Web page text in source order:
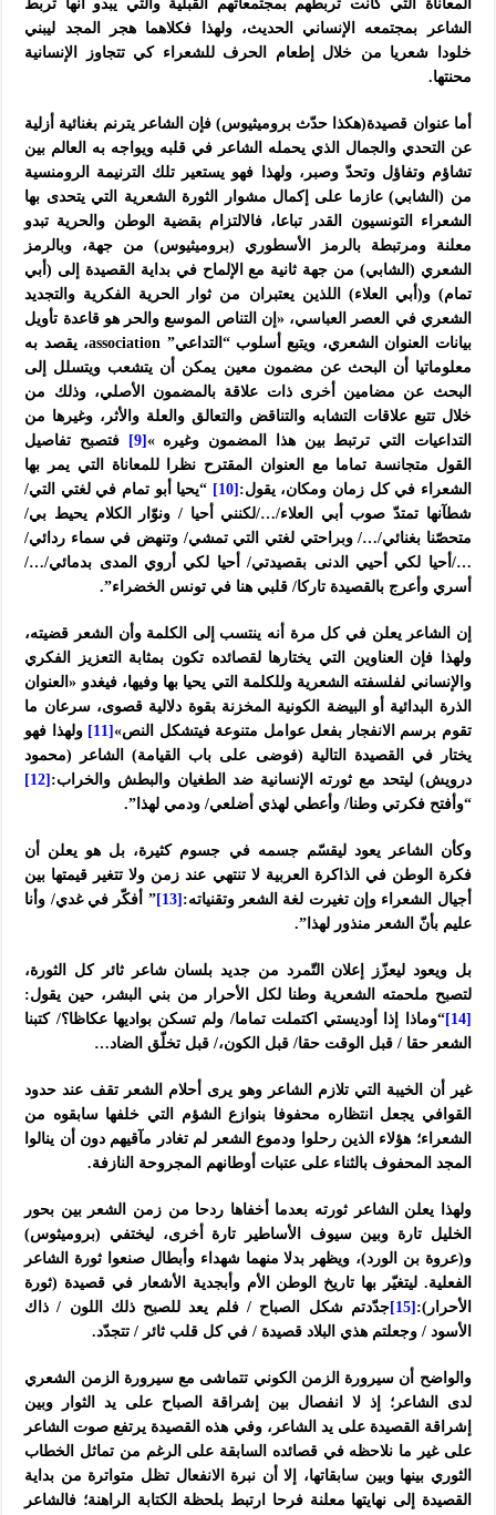
المعاناة التي كانت تربطهم بمجتمعاتهم القبلية والتي يبدو أنها تربط
الشاعر بمجتمعه الإنساني الحديث، ولهذا فكلاهما هجر المجد ليبني
خلودا شعريا من خلال إطعام الحرف للشعراء كي تتجاوز الإنسانية
محنتها.
أما عنوان قصيدة(هكذا حدّث بروميثيوس) فإن الشاعر يترنم بغنائية أزلية
عن التحدي والجمال الذي يحمله الشاعر في قلبه ويواجه به العالم بين
تشاؤم وتفاؤل وتحدّ وصبر، ولهذا فهو يستعير تلك الترنيمة الرومنسية
من (الشابي) عازما على إكمال مشوار الثورة الشعرية التي يتحدى بها
الشعراء التونسيون القدر تباعا، فالالتزام بقضية الوطن والحرية تبدو
معلنة ومرتبطة بالرمز الأسطوري (بروميثيوس) من جهة، وبالرمز
الشعري (الشابي) من جهة ثانية مع الإلماح في بداية القصيدة إلى (أبي
تمام) و(أبي العلاء) اللذين يعتبران من ثوار الحرية الفكرية والتجديد
الشعري في العصر العباسي، «إن التناص الموسع والحر هو قاعدة تأويل
بيانات العنوان الشعري، ويتبع أسلوب “التداعي” association، يقصد به
معلوماتيا أن البحث عن مضمون معين يمكن أن يتشعب ويتسلل إلى
البحث عن مضامين أخرى ذات علاقة بالمضمون الأصلي، وذلك من
خلال تتبع علاقات التشابه والتناقض والتعالق والعلة والأثر، وغيرها من
التداعيات التي ترتبط بين هذا المضمون وغيره » [9]
فتصبح تفاصيل
القول متجانسة تماما مع العنوان المقترح نظرا للمعاناة التي يمر بها
الشعراء في كل زمان ومكان، يقول: [10]
“يحيا أبو تمام في لغتي التي/
شطآنها تمتدّ صوب أبي العلاء/…/لكنني أحيا / ونوّار الكلام يحيط بي/
متحصّنا بغنائي/…/ وبراحتي لغتي التي تمشي/ وتنهض في سماء ردائي/
…/أحيا لكي أحيي الدنى بقصيدتي/ أحيا لكي أروي المدى بدمائي/…/
أسري وأعرج بالقصيدة تاركا/ قلبي هنا في تونس الخضراء”.
إن الشاعر يعلن في كل مرة أنه ينتسب إلى الكلمة وأن الشعر قضيته،
ولهذا فإن العناوين التي يختارها لقصائده تكون بمثابة التعزيز الفكري
والإنساني لفلسفته الشعرية وللكلمة التي يحيا بها وفيها، فيغدو «العنوان
الذرة البدائية أو البيضة الكونية المخزنة بقوة دلالية قصوى، سرعان ما
تقوم برسم الانفجار بفعل عوامل متنوعة فيتشكل النص»[11]
ولهذا فهو
يختار في القصيدة التالية (فوضى على باب القيامة) الشاعر (محمود
درويش) ليتحد مع ثورته الإنسانية ضد الطغيان والبطش والخراب: [12]
“وأفتح فكرتي وطنا/ وأعطي لهذي أضلعي/ ودمي لهذا”.
وكأن الشاعر يعود ليقسّم جسمه في جسوم كثيرة، بل هو يعلن أن
فكرة الوطن في الذاكرة العربية لا تنتهي عند زمن ولا تتغير قيمتها بين
أجيال الشعراء وإن تغيرت لغة الشعر وتقنياته: [13]
” أفكّر في غدي/ وأنا
عليم بأنّ الشعر منذور لهذا”.
بل ويعود ليعزّز إعلان التّمرد من جديد بلسان شاعر ثائر كل الثورة،
لتصبح ملحمته الشعرية وطنا لكل الأحرار من بني البشر، حين يقول:
[14]
“وماذا إذا أوديستي اكتملت تماما/ ولم تسكن بواديها عكاظا؟/ كتبنا
الشعر حقا / قبل الوقت حقا/ قبل الكون،/ قبل تخلّق الضاد…
غير أن الخيبة التي تلازم الشاعر وهو يرى أحلام الشعر تقف عند حدود
القوافي يجعل انتظاره محفوفا بنوازع الشؤم التي خلفها سابقوه من
الشعراء؛ هؤلاء الذين رحلوا ودموع الشعر لم تغادر مآقيهم دون أن ينالوا
المجد المحفوف بالثناء على عتبات أوطانهم المجروحة النازفة.
ولهذا يعلن الشاعر ثورته بعدما أخفاها ردحا من زمن الشعر بين بحور
الخليل تارة وبين سيوف الأساطير تارة أخرى، ليختفي (بروميثوس)
و(عروة بن الورد)، ويظهر بدلا منهما شهداء وأبطال صنعوا ثورة الشاعر
الفعلية. ليتغيّر بها تاريخ الوطن الأم وأبجدية الأشعار في قصيدة (ثورة
الأحرار): [15]
جدّدتم شكل الصباح / فلم يعد للصبح ذلك اللون / ذاك
الأسود / وجعلتم هذي البلاد قصيدة / في كل قلب ثائر / تتجدّد.
والواضح أن سيرورة الزمن الكوني تتماشى مع سيرورة الزمن الشعري
لدى الشاعر؛ إذ لا انفصال بين إشراقة الصباح على يد الثوار وبين
إشراقة القصيدة على يد الشاعر، وفي هذه القصيدة يرتفع صوت الشاعر
على غير ما نلاحظه في قصائده السابقة على الرغم من تماثل الخطاب
الثوري بينها وبين سابقاتها، إلا أن نبرة الانفعال تظل متواترة من بداية
القصيدة إلى نهايتها معلنة فرحا ارتبط بلحظة الكتابة الراهنة؛ فالشاعر